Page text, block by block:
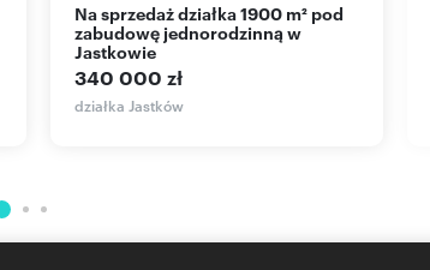
Na sprzedaż działka 1900 m² pod
zabudowę jednorodzinną w
Jastkowie
340 000 zł
działka Jastków